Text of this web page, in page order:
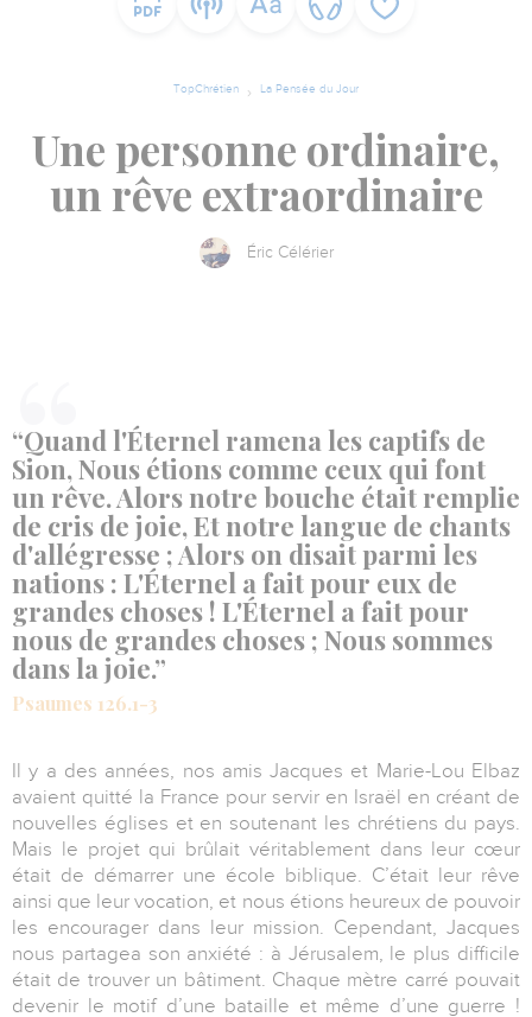
TopChrétien La Pensée du Jour
Une personne ordinaire,
un rêve extraordinaire
Éric Célérier
“Quand l'Éternel ramena les captifs de
Sion, Nous étions comme ceux qui font
un rêve. Alors notre bouche était remplie
de cris de joie, Et notre langue de chants
d'allégresse ; Alors on disait parmi les
nations : L'Éternel a fait pour eux de
grandes choses ! L'Éternel a fait pour
nous de grandes choses ; Nous sommes
dans la joie.”
Psaumes 126.1-3
Il y a des années, nos amis Jacques et Marie-Lou Elbaz
avaient quitté la France pour servir en Israël en créant de
nouvelles églises et en soutenant les chrétiens du pays.
Mais le projet qui brûlait véritablement dans leur cœur
était de démarrer une école biblique. C’était leur rêve
ainsi que leur vocation, et nous étions heureux de pouvoir
les encourager dans leur mission. Cependant, Jacques
nous partagea son anxiété : à Jérusalem, le plus difficile
était de trouver un bâtiment. Chaque mètre carré pouvait
devenir le motif d’une bataille et même d’une guerre !